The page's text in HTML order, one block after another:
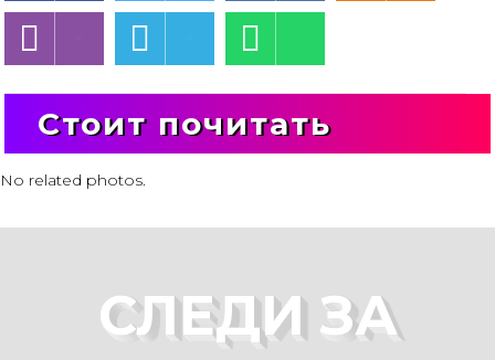
Стоит почитать
No related photos.
СЛЕДИ ЗА